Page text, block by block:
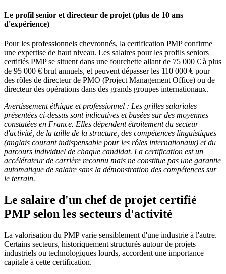
Le profil senior et directeur de projet (plus de 10 ans
d'expérience)
Pour les professionnels chevronnés, la certification PMP confirme
une expertise de haut niveau. Les salaires pour les profils seniors
certifiés PMP se situent dans une fourchette allant de 75 000 € à plus
de 95 000 € brut annuels, et peuvent dépasser les 110 000 € pour
des rôles de directeur de PMO (Project Management Office) ou de
directeur des opérations dans des grands groupes internationaux.
Avertissement éthique et professionnel : Les grilles salariales
présentées ci-dessus sont indicatives et basées sur des moyennes
constatées en France. Elles dépendent étroitement du secteur
d'activité, de la taille de la structure, des compétences linguistiques
(anglais courant indispensable pour les rôles internationaux) et du
parcours individuel de chaque candidat. La certification est un
accélérateur de carrière reconnu mais ne constitue pas une garantie
automatique de salaire sans la démonstration des compétences sur
le terrain.
Le salaire d'un chef de projet certifié
PMP selon les secteurs d'activité
La valorisation du PMP varie sensiblement d'une industrie à l'autre.
Certains secteurs, historiquement structurés autour de projets
industriels ou technologiques lourds, accordent une importance
capitale à cette certification.